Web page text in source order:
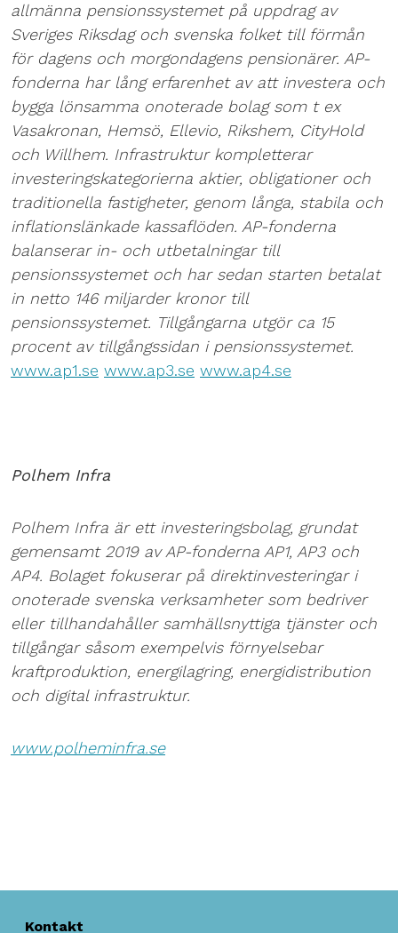
allmänna pensionssystemet på uppdrag av
Sveriges Riksdag och svenska folket till förmån
för dagens och morgondagens pensionärer. AP-
fonderna har lång erfarenhet av att investera och
bygga lönsamma onoterade bolag som t ex
Vasakronan, Hemsö, Ellevio, Rikshem, CityHold
och Willhem. Infrastruktur kompletterar
investeringskategorierna aktier, obligationer och
traditionella fastigheter, genom långa, stabila och
inflationslänkade kassaflöden. AP-fonderna
balanserar in- och utbetalningar till
pensionssystemet och har sedan starten betalat
in netto 146 miljarder kronor till
pensionssystemet. Tillgångarna utgör ca 15
procent av tillgångssidan i pensionssystemet.
www.ap1.se www.ap3.se www.ap4.se
Polhem Infra
Polhem Infra är ett investeringsbolag, grundat
gemensamt 2019 av AP-fonderna AP1, AP3 och
AP4. Bolaget fokuserar på direktinvesteringar i
onoterade svenska verksamheter som bedriver
eller tillhandahåller samhällsnyttiga tjänster och
tillgångar såsom exempelvis förnyelsebar
kraftproduktion, energilagring, energidistribution
och digital infrastruktur.
www.polheminfra.se
Kontakt